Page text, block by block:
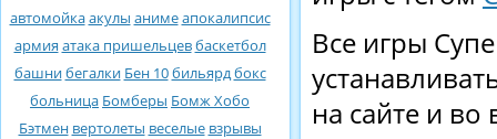
автомойкаакулы анимеапокалипсис
армия атака пришельцевбаскетбол
башнибегалки Бен 10бильярдбокс
больница Бомберы Бомж Хобо
Бэтмен вертолеты веселые взрывы
Все игры
на сайте и